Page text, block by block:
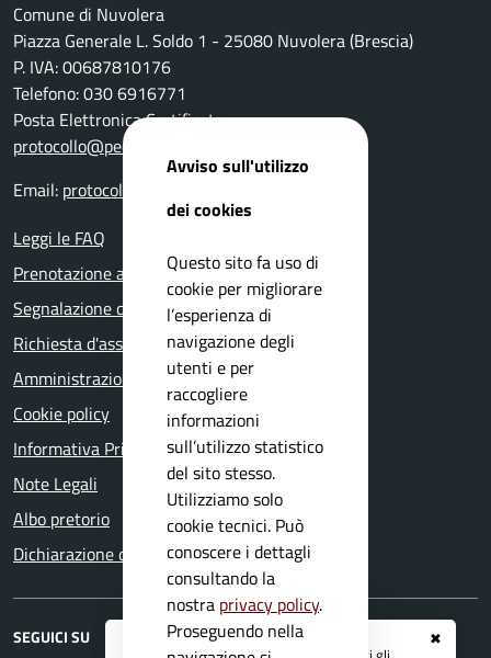
✖
Comune di Nuvolera
Piazza Generale L. Soldo 1 - 25080 Nuvolera (Brescia)
P. IVA: 00687810176
Telefono: 030 6916771
Posta Elettronica Certificata:
protocollo@pec.comune.nuvolera.bs.it
Email: protocollo@comune.nuvolera.bs.it
Leggi le FAQ
Prenotazione appuntamento
Segnalazione disservizio
Richiesta d'assistenza
Amministrazione trasparente
Cookie policy
Informativa Privacy
Note Legali
Albo pretorio
Dichiarazione di accessibilità
SEGUICI SU
Avviso sull'utilizzo
dei cookies
Questo sito fa uso di
cookie per migliorare
l’esperienza di
navigazione degli
utenti e per
raccogliere
informazioni
sull’utilizzo statistico
del sito stesso.
Utilizziamo solo
cookie tecnici. Può
conoscere i dettagli
consultando la
nostra privacy policy.
Proseguendo nella